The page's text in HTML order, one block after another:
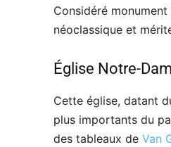
Considéré
néoclassique et
Église Notre-
Cette église, datant
plus importants du
des tableaux de Van